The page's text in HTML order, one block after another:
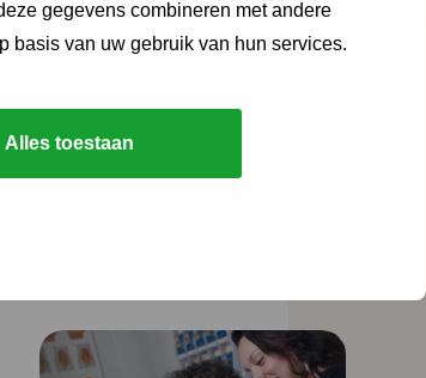
gegevens combineren met andere
basis van uw gebruik van hun services.
Alles toestaan